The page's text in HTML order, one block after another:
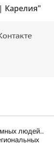
Карелия"
людей..